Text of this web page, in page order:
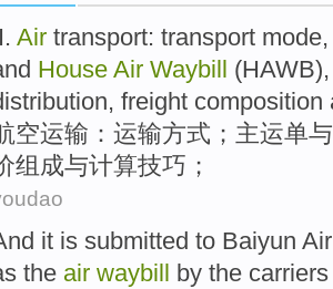
Air transport: transport mode
House Air Waybill
, freight composition
空运输 ：运输方式 ； 主运单
组成与计算技巧 ；
it is submitted to Baiyun
the air waybill by the carriers